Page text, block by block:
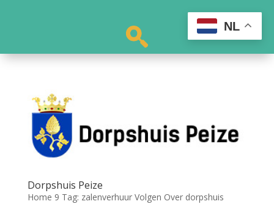
Dorpshuis Peize
Home 9 Tag: zalenverhuur Volgen Over dorpshuis
NL